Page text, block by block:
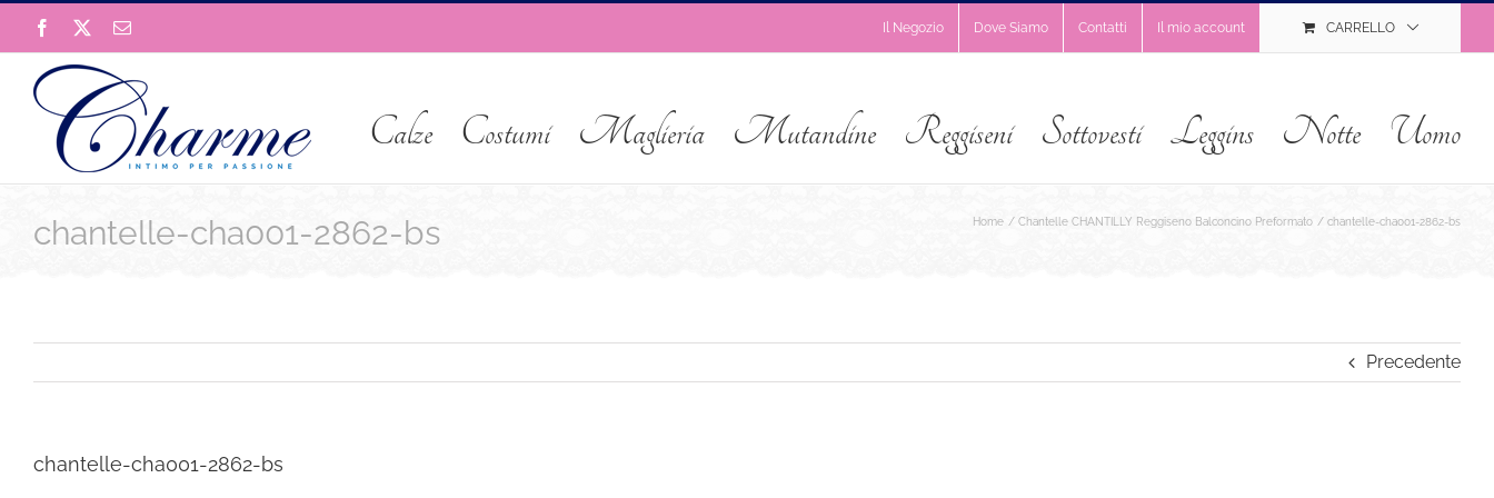
contenuto
Facebook Email Il Negozio Dove Siamo Contatti Il mio account CARRELLO
Calze Costumi Maglieria Mutandine Reggiseni Sottovesti Leggins Notte Uomo
chantelle-cha001-2862-bs Home Chantelle CHANTILLY Reggiseno Balconcino Preformato chantelle-cha001-2862-bs
Precedente
chantelle-cha001-2862-bs